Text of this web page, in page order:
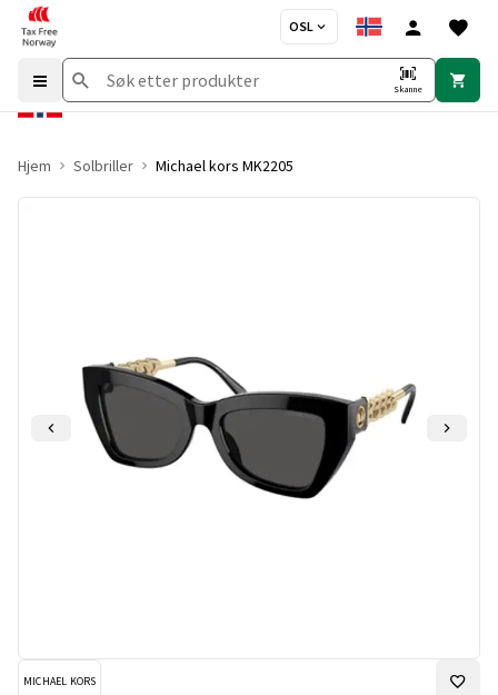
OSL
Skanne
Hjem Solbriller Michael kors MK2205
MICHAEL KORS